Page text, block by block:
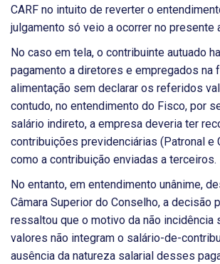
CARF no intuito de reverter o
julgamento só veio a ocorrer no presente
No caso em tela, o contribuinte autuado
pagamento a diretores e empregados na
alimentação sem declarar os referidos
contudo, no entendimento do Fisco, por
salário indireto, a empresa deveria ter
contribuições previdenciárias (Patronal e
como a contribuição enviadas a terceiros.
No entanto, em entendimento unânime,
Câmara Superior do Conselho, a decisão
ressaltou que o motivo da não incidência
valores não integram o salário-de-
ausência da natureza salarial desses